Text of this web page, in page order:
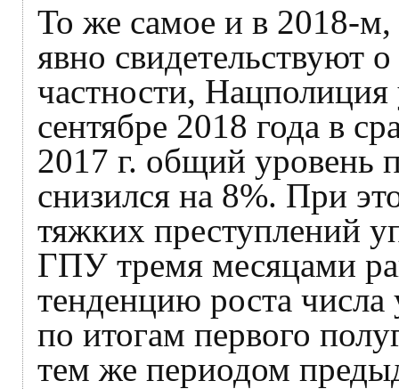
То же самое и в 2018-м,
явно свидетельствуют
частности, Нацполиция
сентябре 2018 года в
2017 г. общий уровень
снизился на 8%. При
тяжких преступлений
ГПУ тремя месяцами
тенденцию роста
по итогам первого
тем же периодом